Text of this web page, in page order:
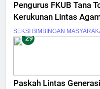
Pengurus FKUB Tana
Kerukunan Lintas
SEKSI BIMBINGAN
29
Paskah Lintas